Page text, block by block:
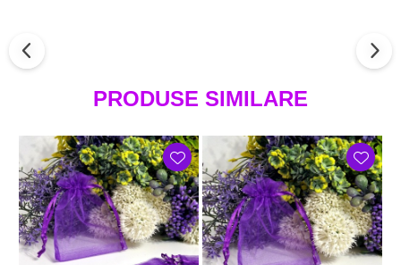
PRODUSE SIMILARE